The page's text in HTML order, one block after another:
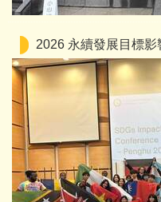
2026 永續發展目標影